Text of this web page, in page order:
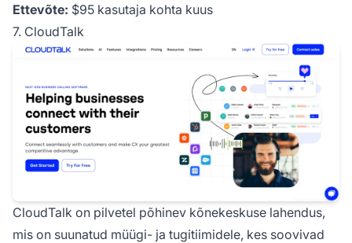
Ettevõte: $95 kasutaja kohta kuus
7. CloudTalk
CloudTalk on pilvetel põhinev kõnekeskuse lahendus,
mis on suunatud müügi- ja tugitiimidele, kes soovivad